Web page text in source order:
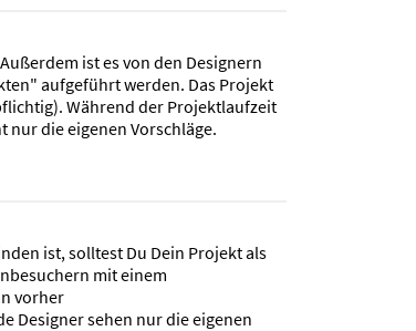
ist es von den Designern
aufgeführt werden. Das Projekt
Während der Projektlaufzeit
nur die eigenen Vorschläge.
ist, solltest Du Dein Projekt als
mit einem
vorher
Designer sehen nur die eigenen